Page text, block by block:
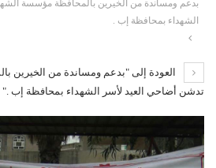
بدعم ومساندة من الخيرين بالمحافظة مؤسسة
الشهداء بمحافظة إب .
العودة إلى "بدعم ومساندة من الخيرين
تدشن أضاحي العيد لأسر الشهداء بمحافظة إب ."